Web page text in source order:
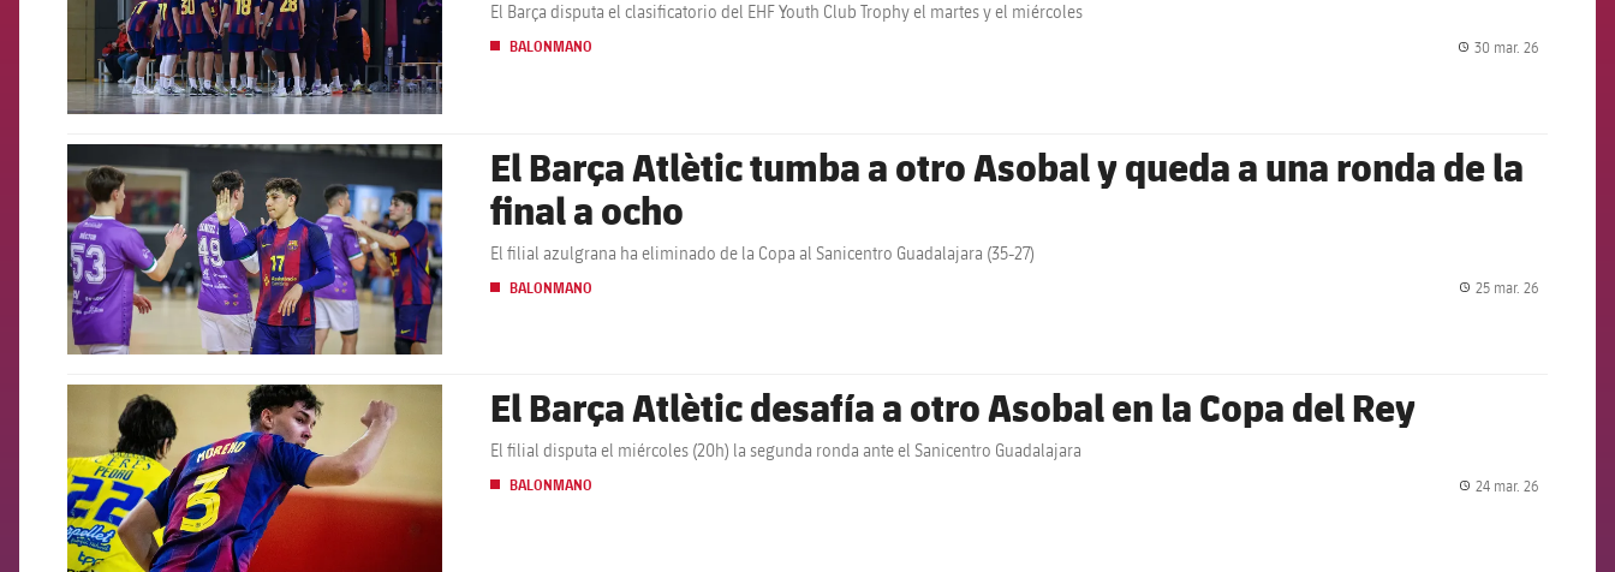
El Barça disputa el clasificatorio del EHF Youth Club Trophy el martes y el miércoles
BALONMANO 30 mar. 26
El Barça Atlètic tumba a otro Asobal y queda a una ronda de la
final a ocho
El filial azulgrana ha eliminado de la Copa al Sanicentro Guadalajara (35-27)
BALONMANO 25 mar. 26
FCB Barcelona badge El Barça Atlètic desafía a otro Asobal en la Copa del Rey
El filial disputa el miércoles (20h) la segunda ronda ante el Sanicentro Guadalajara
BALONMANO 24 mar. 26